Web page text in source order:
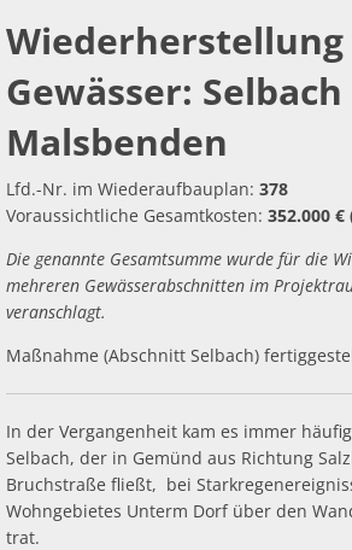
Bankverbindung/
Zahlen, Daten, Fakten
Gewässer:
Selbach
in
Malsbenden
Wiederherstellung
Gewässer:
Malsbenden
Lfd.-Nr. im Wiederaufbauplan: 378
Voraussichtliche Gesamtkosten: 352.000
Die genannte Gesamtsumme wurde für die
mehreren Gewässerabschnitten im
veranschlagt.
Maßnahme (Abschnitt Selbach)
In der Vergangenheit kam es immer
Selbach, der in Gemünd aus Richtung
Bruchstraße fließt, bei
Wohngebietes Unterm Dorf über den
trat.